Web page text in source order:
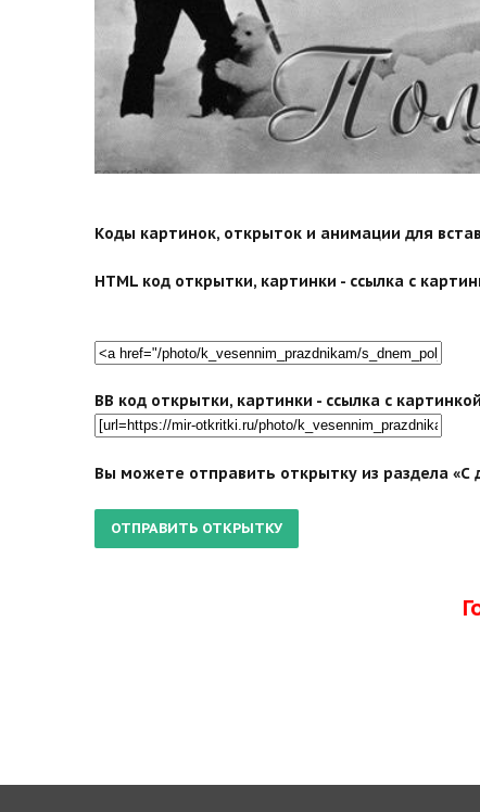
search">
Коды картинок, открыток и анимации для
HTML код открытки, картинки - ссылка с
BB код открытки, картинки - ссылка с
Вы можете отправить открытку из раздела «С